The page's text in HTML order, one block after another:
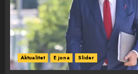
Aktualitet E jona Slider